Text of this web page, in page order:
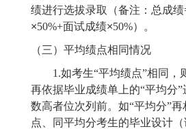
绩进行选拔录取（备注：总成绩
×50%+面试成绩×50%）。
（三）平均绩点相同情况
1.如考生“平均绩点”相同，
再依据毕业成绩单上的“平均分
数高者位次列前。如“平均分”
点、同平均分考生的毕业设计